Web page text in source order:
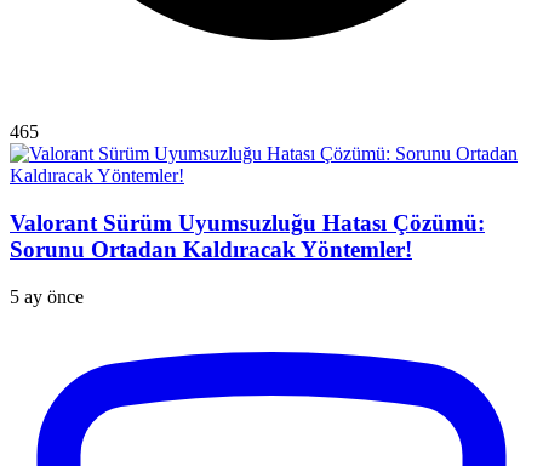
465
Valorant Sürüm Uyumsuzluğu Hatası Çözümü:
Sorunu Ortadan Kaldıracak Yöntemler!
5 ay önce